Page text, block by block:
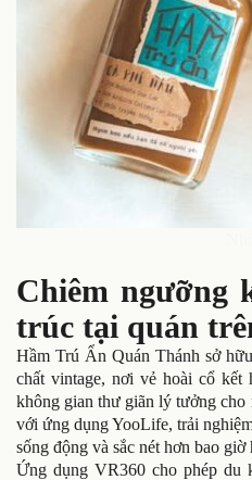
Chiêm ngưỡng
trúc tại quán
Hầm Trú Ẩn Quán Thánh sở
chất vintage, nơi vẻ hoài cổ kết
không gian thư giãn lý tưởng cho
với ứng dụng YooLife, trải
sống động và sắc nét hơn bao giờ
Ứng dụng VR360 cho phép du